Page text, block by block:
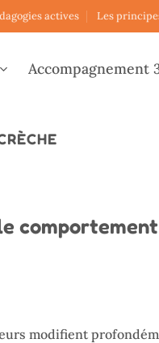
actives Les
Accompagnement
modifient